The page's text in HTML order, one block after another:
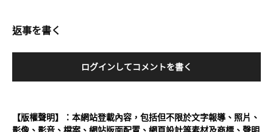
返事を書く
ログインしてコメントを書く
【版權聲明】：本網站登載內容，包括但不限於文字報導、照片、